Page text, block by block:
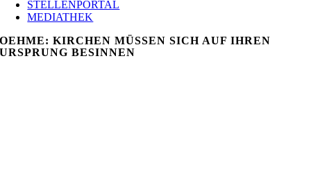
STELLENPORTAL
MEDIATHEK
OEHME: KIRCHEN MÜSSEN SICH AUF IHREN
URSPRUNG BESINNEN